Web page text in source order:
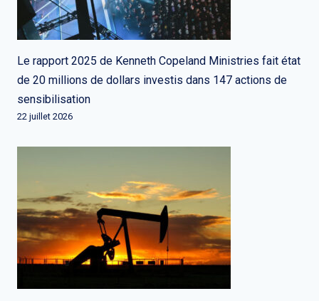
Le rapport 2025 de Kenneth Copeland Ministries fait état
de 20 millions de dollars investis dans 147 actions de
sensibilisation
22 juillet 2026